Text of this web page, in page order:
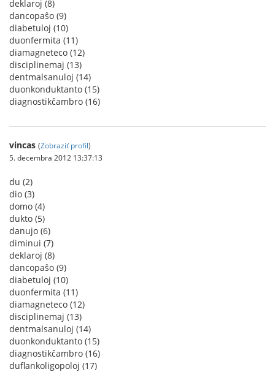
deklaroj (8)
dancopaŝo (9)
diabetuloj (10)
duonfermita (11)
diamagneteco (12)
disciplinemaj (13)
dentmalsanuloj (14)
duonkonduktanto (15)
diagnostikĉambro (16)
vincas (Zobraziť profil)
5. decembra 2012 13:37:13
du (2)
dio (3)
domo (4)
dukto (5)
danujo (6)
diminui (7)
deklaroj (8)
dancopaŝo (9)
diabetuloj (10)
duonfermita (11)
diamagneteco (12)
disciplinemaj (13)
dentmalsanuloj (14)
duonkonduktanto (15)
diagnostikĉambro (16)
duflankoligopoloj (17)